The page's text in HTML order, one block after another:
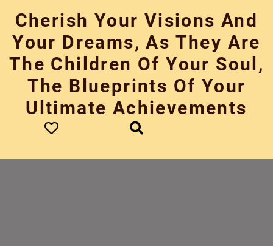
content
Cherish Your Visions And
Your Dreams, As They Are
The Children Of Your Soul,
The Blueprints Of Your
Ultimate Achievements